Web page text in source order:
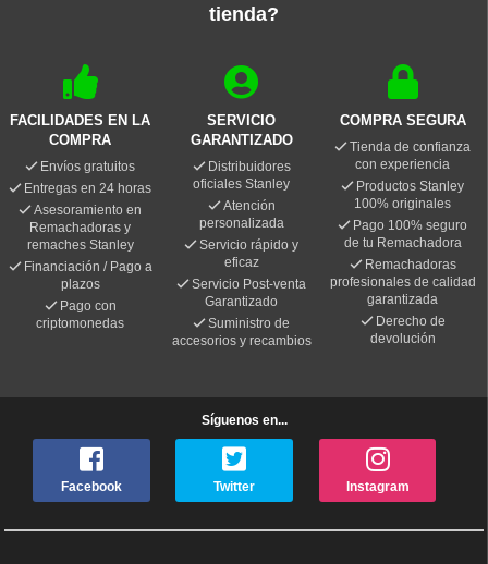
tienda?
FACILIDADES EN LA
COMPRA
Envíos gratuitos
Entregas en 24 horas
Asesoramiento en
Remachadoras y
remaches Stanley
Financiación / Pago a
plazos
Pago con
criptomonedas
SERVICIO
GARANTIZADO
Distribuidores
oficiales Stanley
Atención
personalizada
Servicio rápido y
eficaz
Servicio Post-venta
Garantizado
Suministro de
accesorios y recambios
COMPRA SEGURA
Tienda de confianza
con experiencia
Productos Stanley
100% originales
Pago 100% seguro
de tu Remachadora
Remachadoras
profesionales de calidad
garantizada
Derecho de
devolución
Síguenos en...
Facebook Twitter Instagram